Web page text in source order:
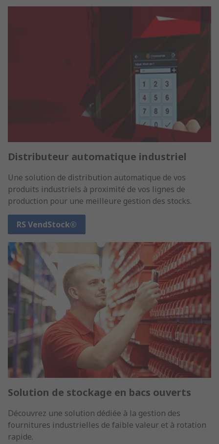
Distributeur automatique industriel
Une solution de distribution automatique de vos
produits industriels à proximité de vos lignes de
production pour une meilleure gestion des stocks.
RS VendStock®
Solution de stockage en bacs ouverts
Découvrez une solution dédiée à la gestion des
fournitures industrielles de faible valeur et à rotation
rapide.